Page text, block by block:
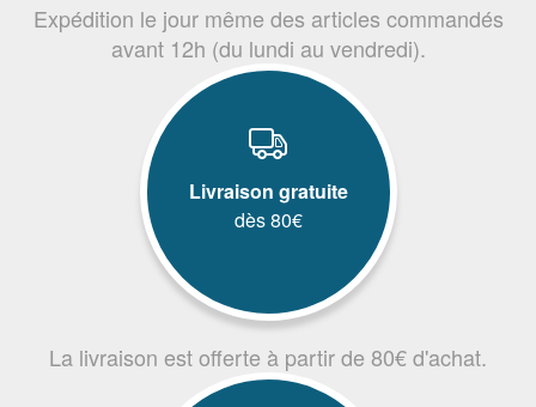
Expédition le jour même des articles commandés
avant 12h (du lundi au vendredi).
Livraison gratuite
dès 80€
La livraison est offerte à partir de 80€ d'achat.